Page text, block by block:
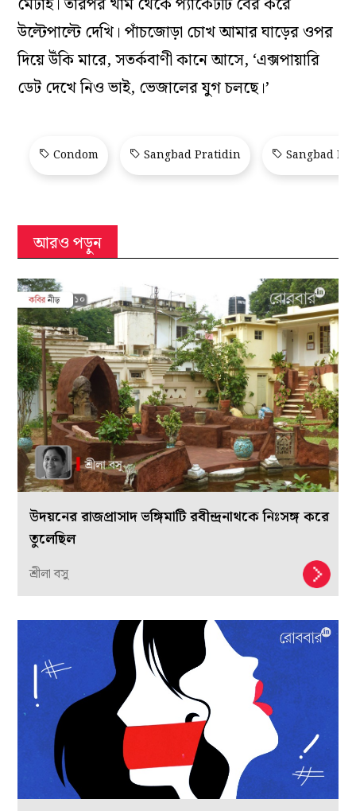
উল্টেপাল্টে দেখি। পাঁচজোড়া চোখ আমার ঘাড়ের ওপর
দিয়ে উঁকি মারে, সতর্কবাণী কানে আসে, ‘এক্সপায়ারি
ডেট দেখে নিও ভাই, ভেজালের যুগ চলছে।’
Condom Sangbad Pratidin Sangbad
আরও পড়ুন
উদয়নের রাজপ্রাসাদ ভঙ্গিমাটি রবীন্দ্রনাথকে নিঃসঙ্গ করে
তুলেছিল
শ্রীলা বসু